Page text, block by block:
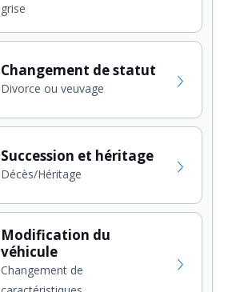
grise
Changement de statut
Divorce ou veuvage
Succession et héritage
Décès/Héritage
Modification du
véhicule
Changement de